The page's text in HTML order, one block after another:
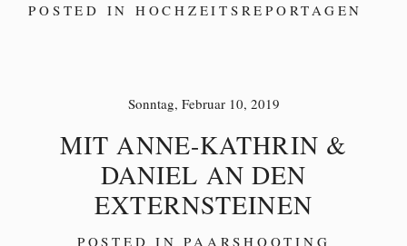
POSTED IN HOCHZEITSREPORTAGEN
Sonntag, Februar 10, 2019
MIT ANNE-KATHRIN &
DANIEL AN DEN
EXTERNSTEINEN
POSTED INPAARSHOOTING